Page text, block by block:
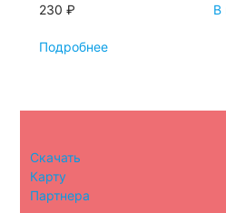
230 ₽
В
Подробнее
Скачать
Карту
Партнера